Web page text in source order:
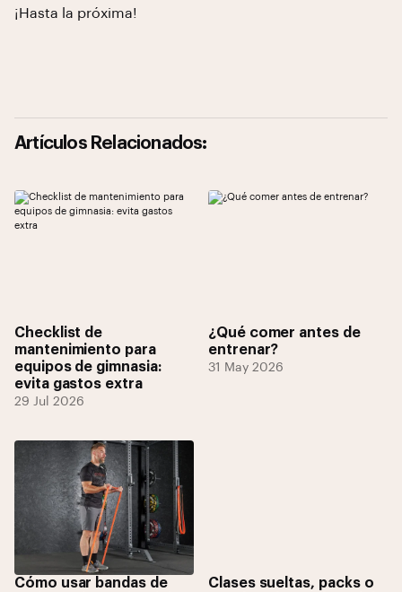
¡Hasta la próxima!
Artículos Relacionados:
Checklist de
mantenimiento para
equipos de gimnasia:
evita gastos extra
29 Jul 2026
¿Qué comer antes de
entrenar?
31 May 2026
Cómo usar bandas de
Clases sueltas, packs o